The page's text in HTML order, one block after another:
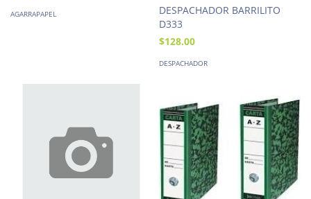
AGARRAPAPEL
DESPACHADOR BARRILITO
D333
$128.00
DESPACHADOR